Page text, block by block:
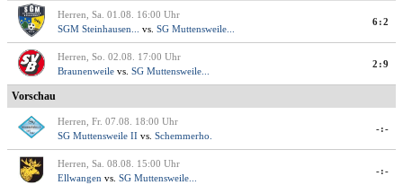
Herren, Sa. 01.08. 16:00 Uhr
SGM Steinhausen...
vs. SG Muttensweile...
6:2
Herren, So. 02.08. 17:00 Uhr
Braunenweile vs. SG Muttensweile...
2:9
Vorschau
Herren, Fr. 07.08. 18:00 Uhr
SG Muttensweile II vs. Schemmerho.
-:-
Herren, Sa. 08.08. 15:00 Uhr
Ellwangen vs. SG Muttensweile...
-:-